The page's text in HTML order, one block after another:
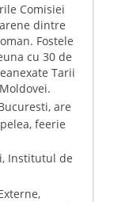
Comisiei
dintre
Fostele
cu 30 de
Tarii
are
feerie
Institutul de